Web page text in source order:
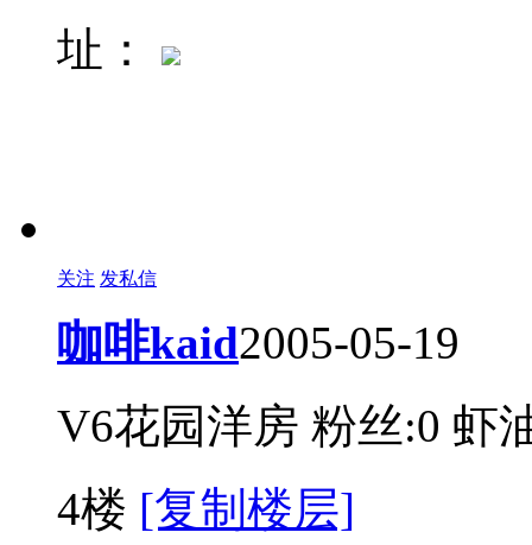
址：
关注 发私信
咖啡kaid2005-05-19
V6花园洋房 粉丝:0 虾
4楼 [复制楼层]